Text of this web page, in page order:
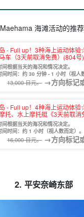
海滩活动的推
- Full up！3种海上运动体
车（3天前取消免费）(804号)
间根据当天的海况和情况决定。
间时间：约 30 分钟 - 1 小时（视人
13,000 日元。 →方向标记
- Full up！4种海上运动体验
托、水上摩托艇《3天前取消
间根据当天的海况和情况决定。
间时间：约 1 小时（视人数而定）。
16,000 日元。 →方向标记
2. 平安奈崎东部